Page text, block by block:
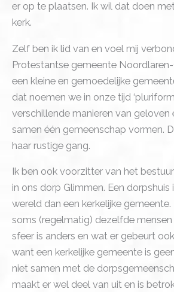
er op te plaatsen. Ik wil dat doen
kerk.
Zelf ben ik lid van en voel mij
Protestantse gemeente
een kleine en gemoedelijke
dat noemen we in onze tijd
verschillende manieren van geloven
samen één gemeenschap vormen.
haar rustige gang.
Ik ben ook voorzitter van het
in ons dorp Glimmen. Een dorpshuis
wereld dan een kerkelijke gemeente.
soms (regelmatig) dezelfde
sfeer is anders en wat er gebeurt
want een kerkelijke gemeente is
niet samen met de
maakt er wel deel van uit en is